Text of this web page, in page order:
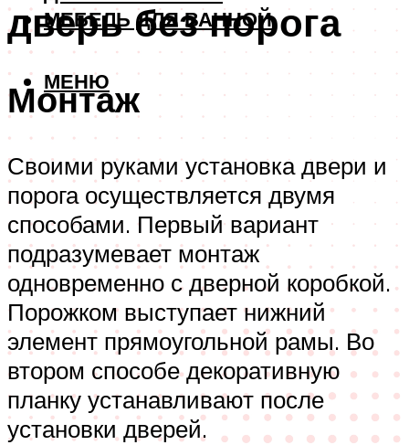
МЕБЕЛЬ ДЛЯ ВАННОЙ
МЕНЮ
дверь без порога
Монтаж
Своими руками установка двери и
порога осуществляется двумя
способами. Первый вариант
подразумевает монтаж
одновременно с дверной коробкой.
Порожком выступает нижний
элемент прямоугольной рамы. Во
втором способе декоративную
планку устанавливают после
установки дверей.